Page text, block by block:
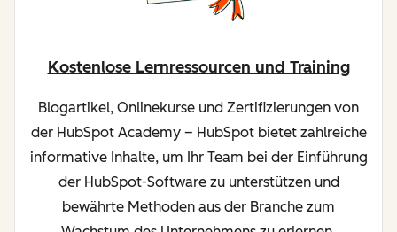
Kostenlose Lernressourcen und Training
Blogartikel, Onlinekurse und Zertifizierungen von
der HubSpot Academy – HubSpot bietet zahlreiche
informative Inhalte, um Ihr Team bei der Einführung
der HubSpot-Software zu unterstützen und
bewährte Methoden aus der Branche zum